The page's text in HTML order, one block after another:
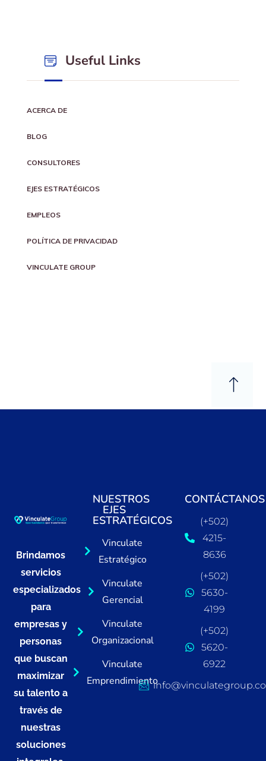
Useful Links
ACERCA DE
BLOG
CONSULTORES
EJES ESTRATÉGICOS
EMPLEOS
POLÍTICA DE PRIVACIDAD
VINCULATE GROUP
Brindamos
servicios
especializados
para
empresas y
personas
que buscan
maximizar
su talento a
través de
nuestras
soluciones
NUESTROS
EJES
ESTRATÉGICOS
Vinculate
Estratégico
Vinculate
Gerencial
Vinculate
Organizacional
Vinculate
Emprendimiento
CONTÁCTANOS
(+502)
4215-
8636
(+502)
5630-
4199
(+502)
5620-
6922